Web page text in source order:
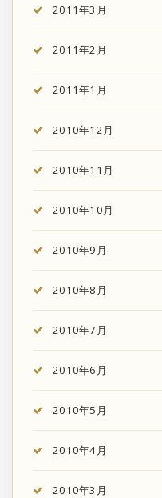
2011年3月
2011年2月
2011年1月
2010年12月
2010年11月
2010年10月
2010年9月
2010年8月
2010年7月
2010年6月
2010年5月
2010年4月
2010年3月